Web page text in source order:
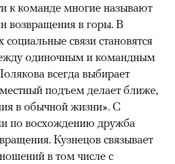
к команде многие называют
возвращения в горы. В
связи становятся
одиночным и командным
всегда выбирает
подъем делает ближе,
в обычной жизни». С
по восхождению дружба
Кузнецов связывает
в том числе с